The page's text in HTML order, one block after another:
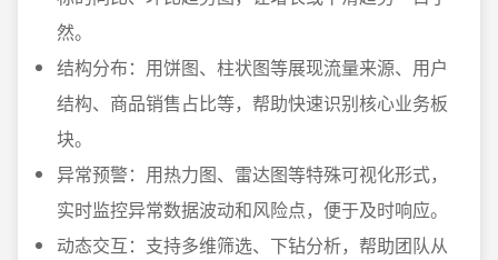
然。
结构分布：用饼图、柱状图等展现流量来源、用户
结构、商品销售占比等，帮助快速识别核心业务板
块。
异常预警：用热力图、雷达图等特殊可视化形式，
实时监控异常数据波动和风险点，便于及时响应。
动态交互：支持多维筛选、下钻分析，帮助团队从